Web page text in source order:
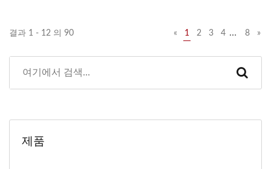
결과 1 - 12 의 90 « 1 2 3 4 … 8 »
제품